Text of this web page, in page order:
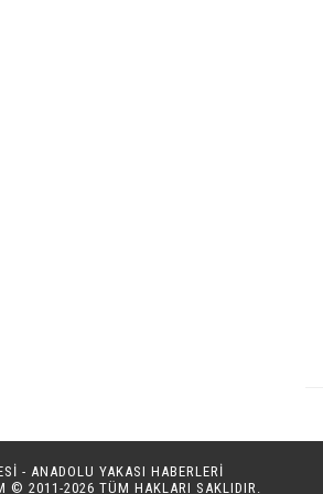
- ANADOLU YAKASI HABERLERİ
© 2011-2026 TÜM HAKLARI SAKLIDIR.